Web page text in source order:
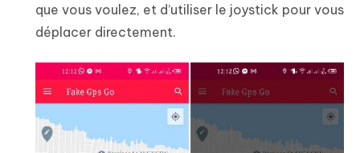
que vous voulez, et d’utiliser le joystick pour vous
déplacer directement.